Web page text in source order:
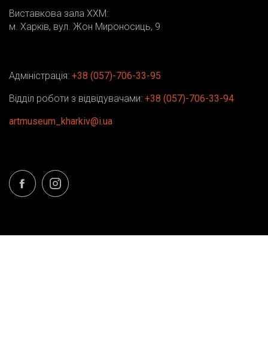
Виставкова зала ХХМ:
м. Харків, вул. Жон Мироносиць, 9
Адміністрація: +38 (057)-706-33-95
Відділ роботи з відвідувачами: +38 (057)-706-33-94
artmuseum_kharkiv@i.ua